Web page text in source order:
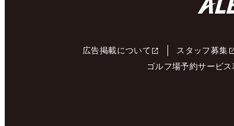
広告掲載について スタッフ募集
ゴルフ場予約サービ